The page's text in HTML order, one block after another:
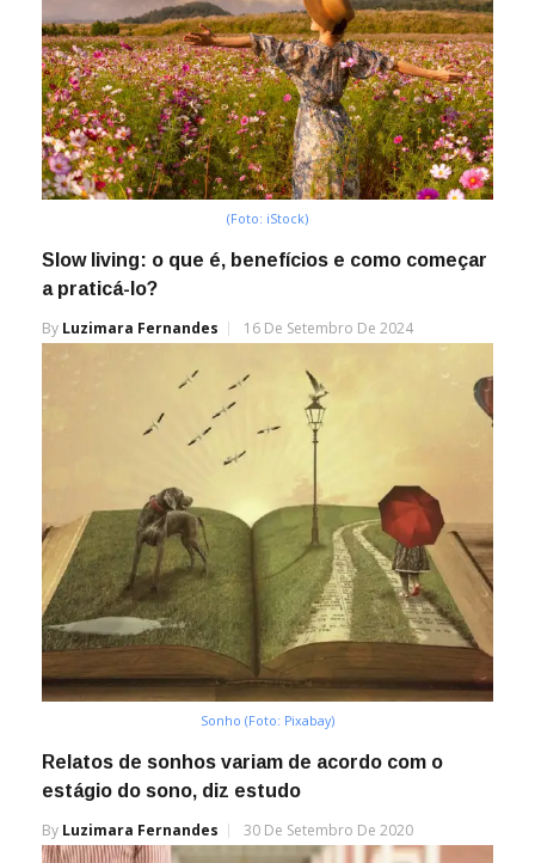
(Foto: iStock)
Slow living: o que é, benefícios e como começar
a praticá-lo?
By Luzimara Fernandes 16 De Setembro De 2024
Sonho (Foto: Pixabay)
Relatos de sonhos variam de acordo com o
estágio do sono, diz estudo
By Luzimara Fernandes 30 De Setembro De 2020